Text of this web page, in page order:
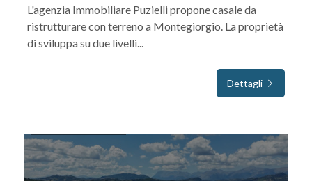
L'agenzia Immobiliare Puzielli propone casale da
ristrutturare con terreno a Montegiorgio. La proprietà
di sviluppa su due livelli...
Dettagli